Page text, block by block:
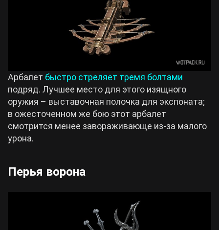
Арбалет быстро стреляет тремя болтами
подряд. Лучшее место для этого изящного
оружия – выставочная полочка для экспоната;
в ожесточенном же бою этот арбалет
смотрится менее завораживающе из-за малого
урона.
Перья ворона